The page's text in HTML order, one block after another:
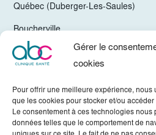
Gérer le
cookies
Pour offrir une meilleure expérience,
que les cookies pour stocker et/ou
Le consentement à ces technologies nous
données telles que le comportement de
Québec (Duberger-Les-Saules)
Boucherville
Trois-Rivières
Valleyfield
Mirabel